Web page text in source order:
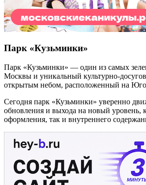
Парк «Кузьминки»
Парк «Кузьминки» — один из самых
Москвы и уникальный культурно-
открытым небом, расположенный на
Сегодня парк «Кузьминки» уверенно
обновления и выхода на новый уровень,
оформления, так и внутреннего